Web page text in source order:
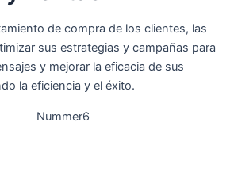
de compra de los clientes, las
sus estrategias y campañas para
y mejorar la eficacia de sus
la eficiencia y el éxito.